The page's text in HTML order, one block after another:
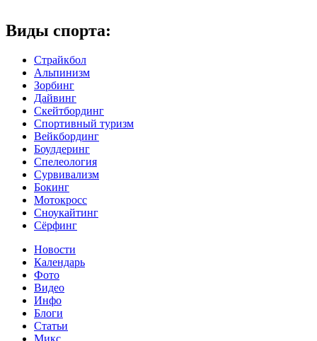
Виды спорта:
Страйкбол
Альпинизм
Зорбинг
Дайвинг
Скейтбординг
Спортивный туризм‎
Вейкбординг
Боулдеринг
Спелеология
Сурвивализм
Бокинг
Мотокросс
Сноукайтинг
Сёрфинг
Новости
Календарь
Фото
Видео
Инфо
Блоги
Статьи